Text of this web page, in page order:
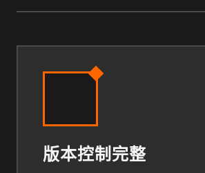
版本控制完整